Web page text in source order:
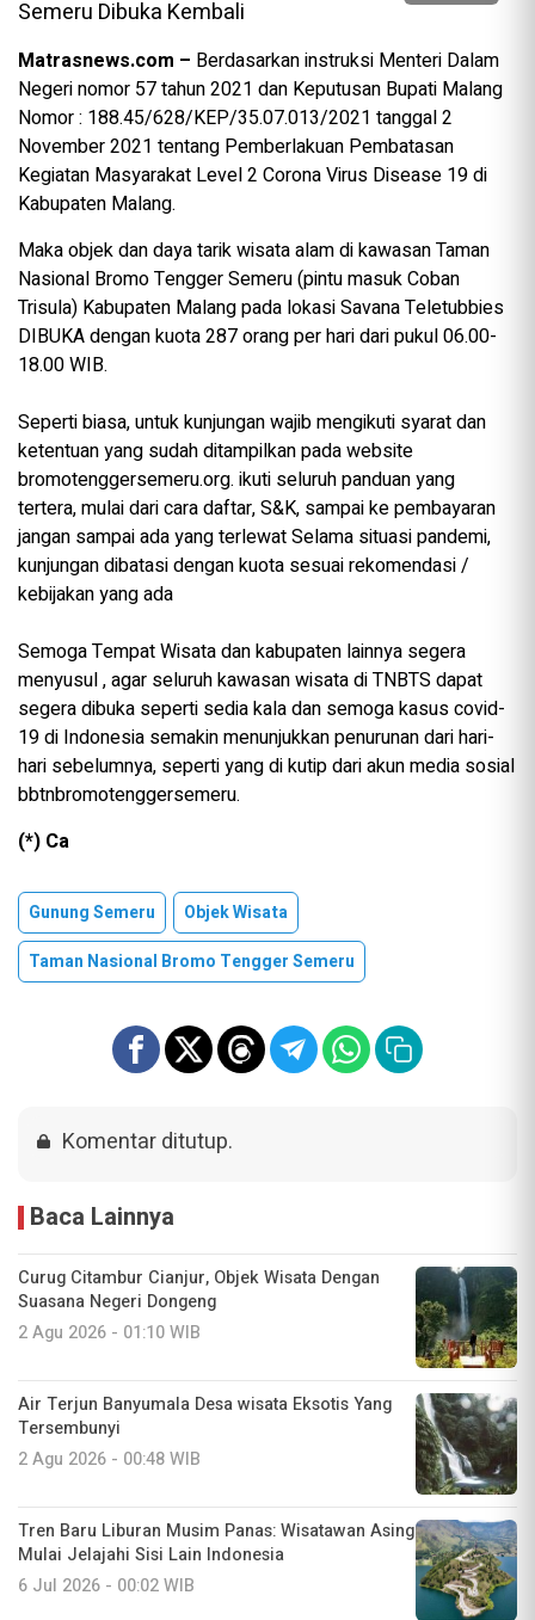
Matrasnews.com – Berdasarkan instruksi Menteri Dalam
Negeri nomor 57 tahun 2021 dan Keputusan Bupati Malang
Nomor : 188.45/628/KEP/35.07.013/2021 tanggal 2
November 2021 tentang Pemberlakuan Pembatasan
Kegiatan Masyarakat Level 2 Corona Virus Disease 19 di
Kabupaten Malang.
Maka objek dan daya tarik wisata alam di kawasan Taman
Nasional Bromo Tengger Semeru (pintu masuk Coban
Trisula) Kabupaten Malang pada lokasi Savana Teletubbies
DIBUKA dengan kuota 287 orang per hari dari pukul 06.00-
18.00 WIB.
Seperti biasa, untuk kunjungan wajib mengikuti syarat dan
ketentuan yang sudah ditampilkan pada website
bromotenggersemeru.org. ikuti seluruh panduan yang
tertera, mulai dari cara daftar, S&K, sampai ke pembayaran
jangan sampai ada yang terlewat Selama situasi pandemi,
kunjungan dibatasi dengan kuota sesuai rekomendasi /
kebijakan yang ada
Semoga Tempat Wisata dan kabupaten lainnya segera
menyusul , agar seluruh kawasan wisata di TNBTS dapat
segera dibuka seperti sedia kala dan semoga kasus covid-
19 di Indonesia semakin menunjukkan penurunan dari hari-
hari sebelumnya, seperti yang di kutip dari akun media sosial
bbtnbromotenggersemeru.
(*) Ca
Gunung Semeru
Objek Wisata
Taman Nasional Bromo Tengger Semeru
Komentar ditutup.
Baca Lainnya
Curug Citambur Cianjur, Objek Wisata Dengan
Suasana Negeri Dongeng
2 Agu 2026 - 01:10 WIB
Air Terjun Banyumala Desa wisata Eksotis Yang
Tersembunyi
2 Agu 2026 - 00:48 WIB
Tren Baru Liburan Musim Panas: Wisatawan Asing
Mulai Jelajahi Sisi Lain Indonesia
6 Jul 2026 - 00:02 WIB